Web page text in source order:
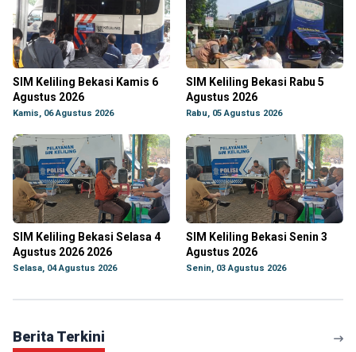
SIM Keliling Bekasi Kamis 6
Agustus 2026
Kamis, 06 Agustus 2026
SIM Keliling Bekasi Rabu 5
Agustus 2026
Rabu, 05 Agustus 2026
SIM Keliling Bekasi Selasa 4
Agustus 2026 2026
Selasa, 04 Agustus 2026
SIM Keliling Bekasi Senin 3
Agustus 2026
Senin, 03 Agustus 2026
Berita Terkini